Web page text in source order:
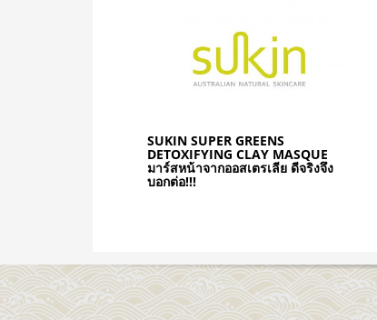
SUKIN SUPER GREENS
DETOXIFYING CLAY MASQUE
มาร์สหน้าจากออสเตรเลีย ดีจริงจึง
บอกต่อ!!!